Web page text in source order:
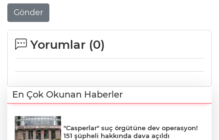
Gönder
Yorumlar (0)
En Çok Okunan Haberler
"Casperlar" suç örgütüne dev operasyon!
151 şüpheli hakkında dava açıldı